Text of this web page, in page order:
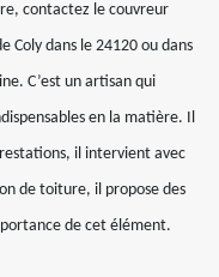
contactez le couvreur
Coly dans le 24120 ou dans
C’est un artisan qui
en la matière. Il
il intervient avec
de toiture, il propose des
de cet élément.